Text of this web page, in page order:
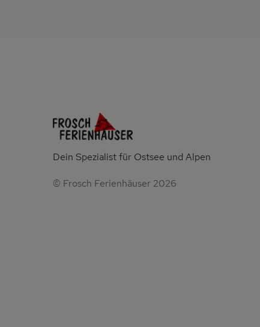
Dein Spezialist für Ostsee und Alpen
© Frosch Ferienhäuser 2026